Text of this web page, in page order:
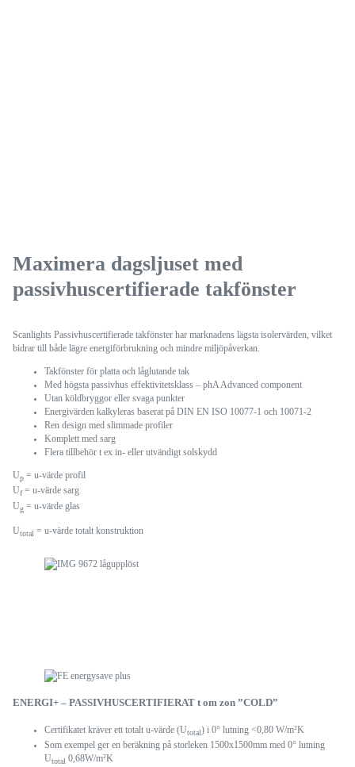
Maximera dagsljuset med
passivhuscertifierade takfönster
Scanlights Passivhuscertifierade takfönster har marknadens lägsta isolervärden, vilket
bidrar till både lägre energiförbrukning och mindre miljöpåverkan.
Takfönster för platta och låglutande tak
Med högsta passivhus effektivitetsklass – phA Advanced component
Utan köldbryggor eller svaga punkter
Energivärden kalkyleras baserat på DIN EN ISO 10077-1 och 10071-2
Ren design med slimmade profiler
Komplett med sarg
Flera tillbehör t ex in- eller utvändigt solskydd
Up = u-värde profil
Uf= u-värde sarg
Ug = u-värde glas
Utotal = u-värde totalt konstruktion
ENERGI+ – PASSIVHUSCERTIFIERAT t om zon ”COLD”
Certifikatet kräver ett totalt u-värde (Utotal) i 0° lutning <0,80 W/m²K
Som exempel ger en beräkning på storleken 1500x1500mm med 0° lutning
Utotal 0,68W/m²K